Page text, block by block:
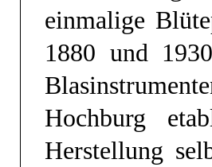
einmalige
1880 und
Hochburg
Herstellung